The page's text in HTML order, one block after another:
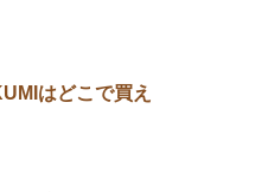
はどこで買え